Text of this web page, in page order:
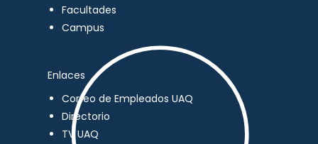
Facultades
Campus
Enlaces
Correo de Empleados UAQ
Directorio
TV UAQ